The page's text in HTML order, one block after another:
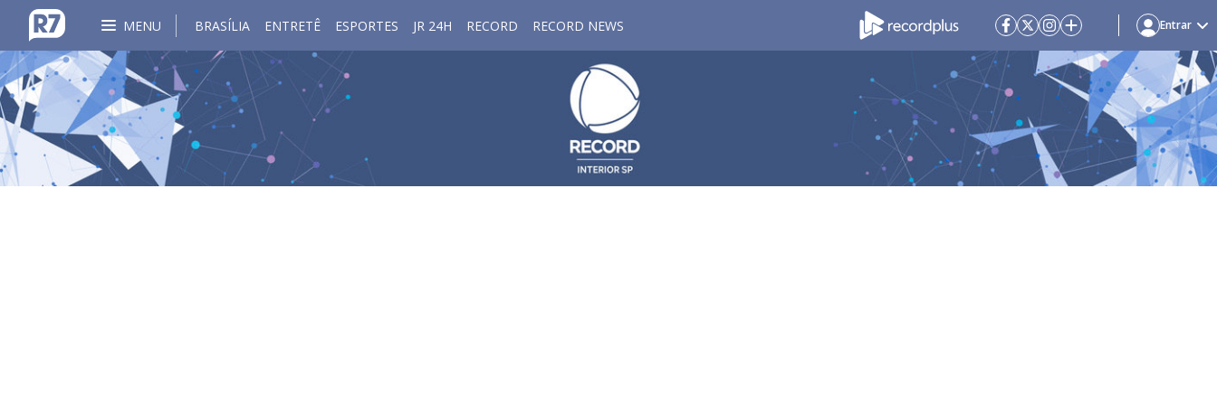
MENU BRASÍLIA ENTRETÊ ESPORTES JR 24H RECORD RECORD NEWS Entrar